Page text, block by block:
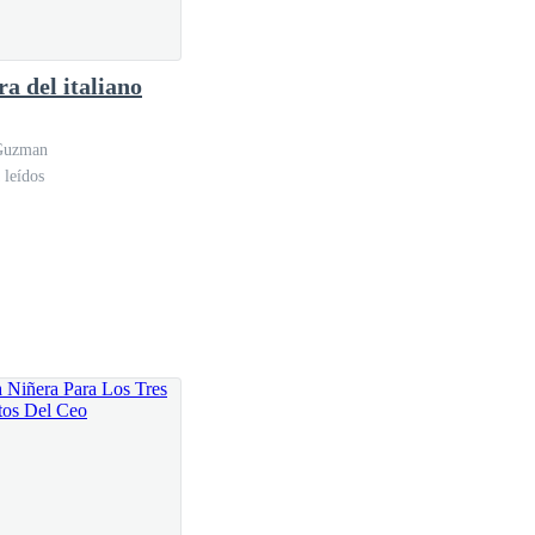
enfermera. Estoy aquí por mérito propio.
Y ahora quieres cambiar el mundo con...
del italiano
leídos